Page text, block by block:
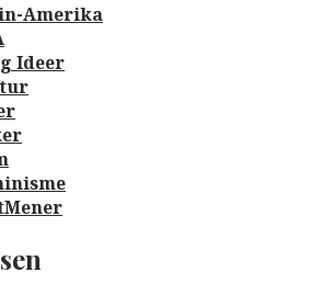
Amerika
Ideer